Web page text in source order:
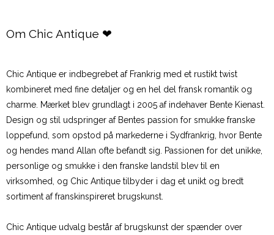
Om Chic Antique ❤
Chic Antique er indbegrebet af Frankrig med et rustikt twist
kombineret med fine detaljer og en hel del fransk romantik og
charme. Mærket blev grundlagt i 2005 af indehaver Bente Kienast.
Design og stil udspringer af Bentes passion for smukke franske
loppefund, som opstod på markederne i Sydfrankrig, hvor Bente
og hendes mand Allan ofte befandt sig. Passionen for det unikke,
personlige og smukke i den franske landstil blev til en
virksomhed, og Chic Antique tilbyder i dag et unikt og bredt
sortiment af franskinspireret brugskunst.
Chic Antique udvalg består af brugskunst der spænder over